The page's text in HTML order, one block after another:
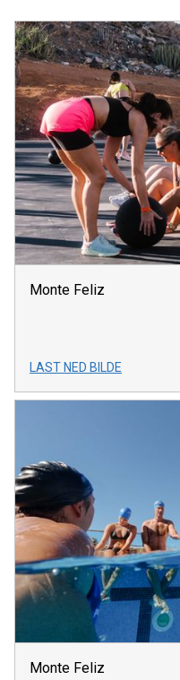
Monte Feliz
LAST NED BILDE
Monte Feliz